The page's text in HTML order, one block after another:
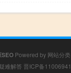
Powered by 网站分
疑难解答 晋ICP备